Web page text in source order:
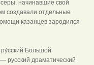
начинавшие свой
создавали отдельные
казанцев зародился
ру́сский Большо́й
русский драматический